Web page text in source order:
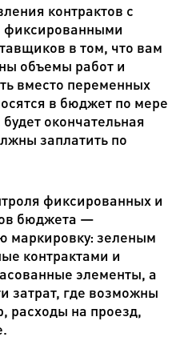
контрактов с
фиксированными
в том, что вам
объемы работ и
вместо переменных
в бюджет по мере
окончательная
заплатить по
фиксированных и
бюджета —
маркировку: зеленым
контрактами и
элементы, а
затрат, где возможны
расходы на проезд,